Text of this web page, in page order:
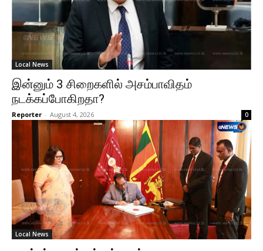
Local News
இன்னும் 3 சிறைகளில் அசம்பாவிதம்
நடக்கப்போகிறதா?
Reporter - August 4, 2026 0
Local News